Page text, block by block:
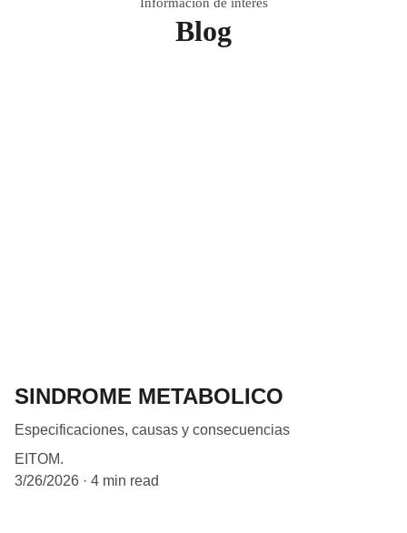
Blog
SINDROME METABOLICO
Especificaciones, causas y consecuencias
EITOM.
3/26/2026
4 min read